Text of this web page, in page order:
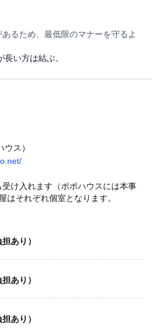
るため、最低限のマナーを守るよ
い方は結ぶ。
ス）
け入れます（ポポハウスには本事
はそれぞれ個室となります。
あり）
あり）
あり）